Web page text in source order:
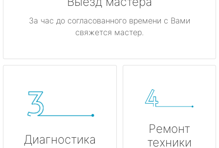
За час до согласованного времени с Вами
свяжется мастер.
Диагностика
Ремонт
техники